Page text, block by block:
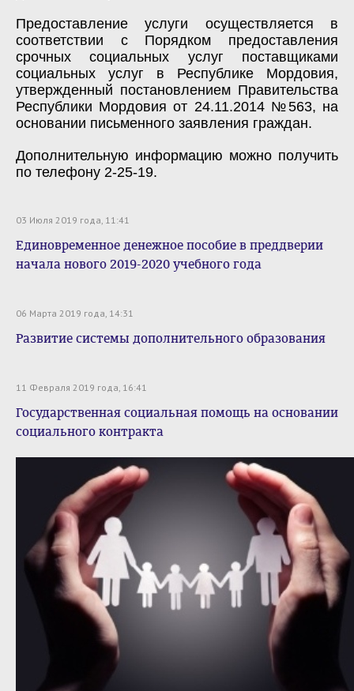
Предоставление услуги осуществляется в
соответствии с Порядком предоставления
срочных социальных услуг поставщиками
социальных услуг в Республике Мордовия,
утвержденный постановлением Правительства
Республики Мордовия от 24.11.2014 №563, на
основании письменного заявления граждан.
Дополнительную информацию можно получить
по телефону 2-25-19.
03 Июля 2019 года, 11:41
Единовременное денежное пособие в преддверии
начала нового 2019-2020 учебного года
06 Марта 2019 года, 14:31
Развитие системы дополнительного образования
11 Февраля 2019 года, 16:41
Государственная социальная помощь на основании
социального контракта